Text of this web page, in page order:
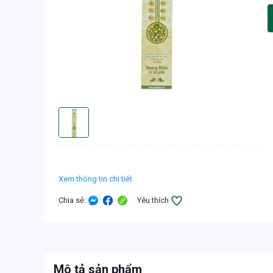
Xem thông tin chi tiết
Chia sẻ: Yêu thích
Mô tả sản phẩm